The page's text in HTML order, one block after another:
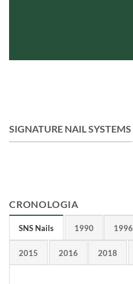
SIGNATURE NAIL SYSTEMS
CRONOLOGIA
SNS Nails 1990 1996
2015 2016 2018